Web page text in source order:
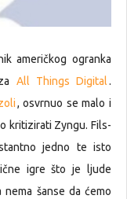
američkog ogranka
All Things Digital.
, osvrnuo se malo i
kritizirati Zyngu. Fils-
jedno te isto
igre što je ljude
šanse da ćemo